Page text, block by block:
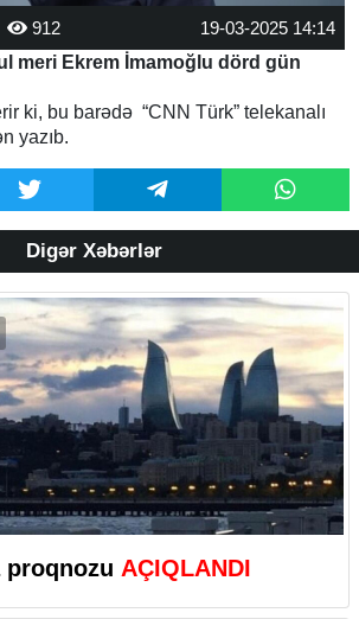
912
19-03-2025 14:14
meri Ekrem İmamoğlu dörd gün
ki, bu barədə “CNN Türk” telekanalı
yazıb.
Digər Xəbərlər
proqnozu AÇIQLANDI